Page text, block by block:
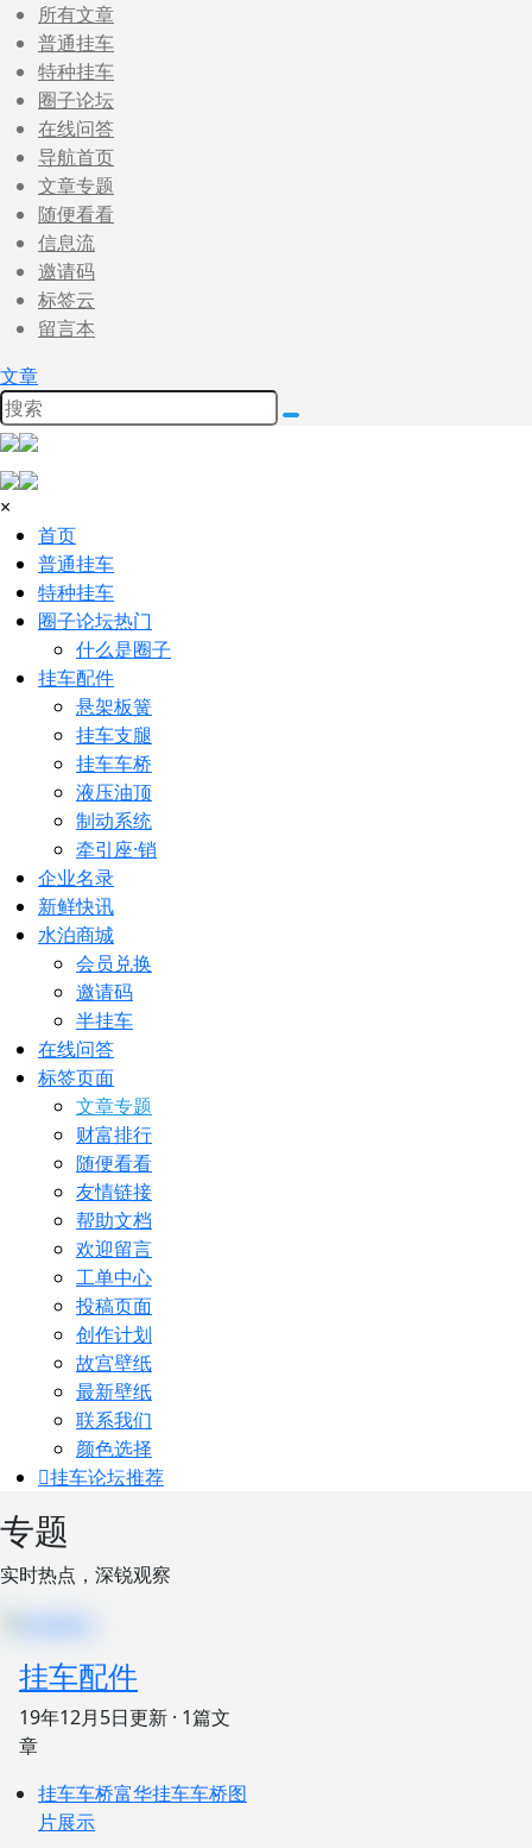
所有文章
普通挂车
特种挂车
圈子论坛
在线问答
导航首页
文章专题
随便看看
信息流
邀请码
标签云
留言本
文章
×
首页
普通挂车
特种挂车
圈子论坛热门
什么是圈子
挂车配件
悬架板簧
挂车支腿
挂车车桥
液压油顶
制动系统
牵引座·销
企业名录
新鲜快讯
水泊商城
会员兑换
邀请码
半挂车
在线问答
标签页面
文章专题
财富排行
随便看看
友情链接
帮助文档
欢迎留言
工单中心
投稿页面
创作计划
故宫壁纸
最新壁纸
联系我们
颜色选择
挂车论坛推荐
专题
实时热点，深锐观察
挂车配件
19年12月5日更新 · 1篇文
章
挂车车桥富华挂车车桥图
片展示